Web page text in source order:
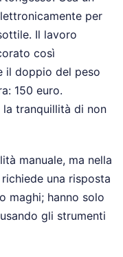
per
Il lavoro
così
il doppio del peso
150 euro.
la tranquillità di non
manuale, ma nella
una risposta
maghi; hanno solo
gli strumenti